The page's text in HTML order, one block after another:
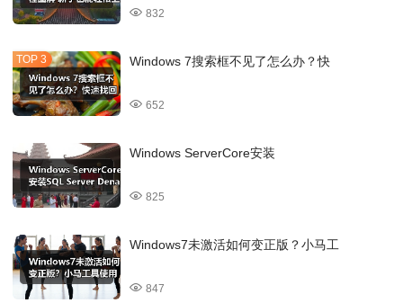
832
Windows 7搜索框不见了怎么办？快
652
Windows ServerCore安装
825
Windows7未激活如何变正版？小马工
847